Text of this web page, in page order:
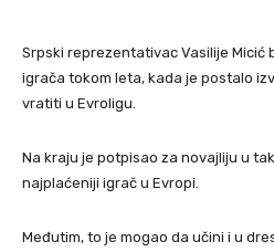
Srpski reprezentativac Vasilije Micić
igrača tokom leta, kada je postalo
vratiti u Evroligu.
Na kraju je potpisao za novajliju u
najplaćeniji igrač u Evropi.
Međutim, to je mogao da učini i u